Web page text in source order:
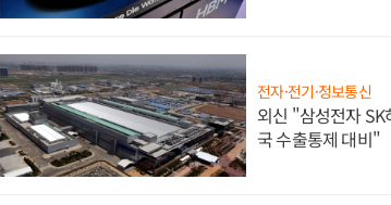
전자·전기·정보통신
외신 "삼성전자 SK
국 수출통제 대비"